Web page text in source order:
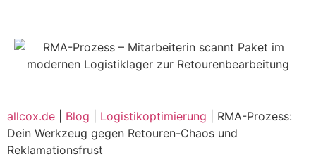
allcox.de Blog Logistikoptimierung
RMA-Prozess:
Dein Werkzeug gegen Retouren-Chaos und
Reklamationsfrust